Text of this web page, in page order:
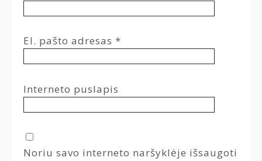
El. pašto adresas *
Interneto puslapis
Noriu savo interneto naršyklėje išsaugoti